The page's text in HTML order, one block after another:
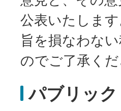
公表いたしま
旨を損なわな
のでご了承くだ
パブリッ